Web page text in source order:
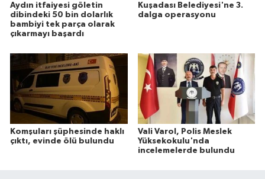
Aydın itfaiyesi göletin
dibindeki 50 bin dolarlık
bambiyi tek parça olarak
çıkarmayı başardı
Kuşadası Belediyesi'ne 3.
dalga operasyonu
Komşuları şüphesinde haklı
çıktı, evinde ölü bulundu
Vali Varol, Polis Meslek
Yüksekokulu'nda
incelemelerde bulundu